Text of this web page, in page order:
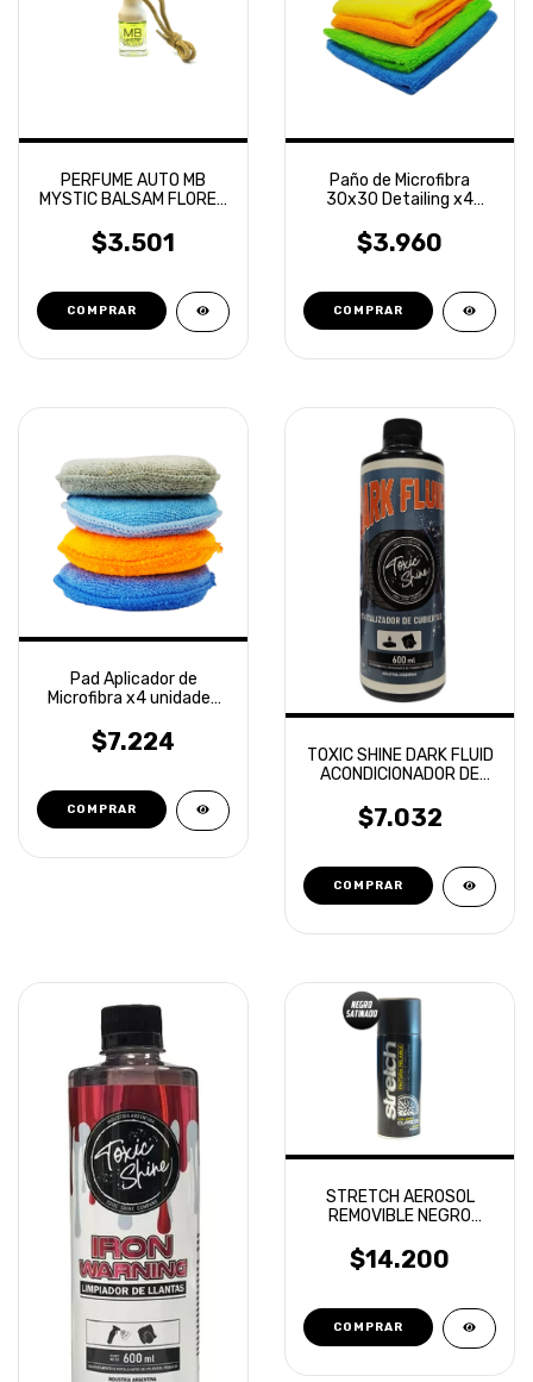
PERFUME AUTO MB
MYSTIC BALSAM FLORES
$3.501
Paño de Microfibra
30x30 Detailing x4
$3.960
Pad Aplicador de
Microfibra x4 unidades
$7.224
TOXIC SHINE DARK FLUID
ACONDICIONADOR DE
$7.032
STRETCH AEROSOL
REMOVIBLE NEGRO
$14.200